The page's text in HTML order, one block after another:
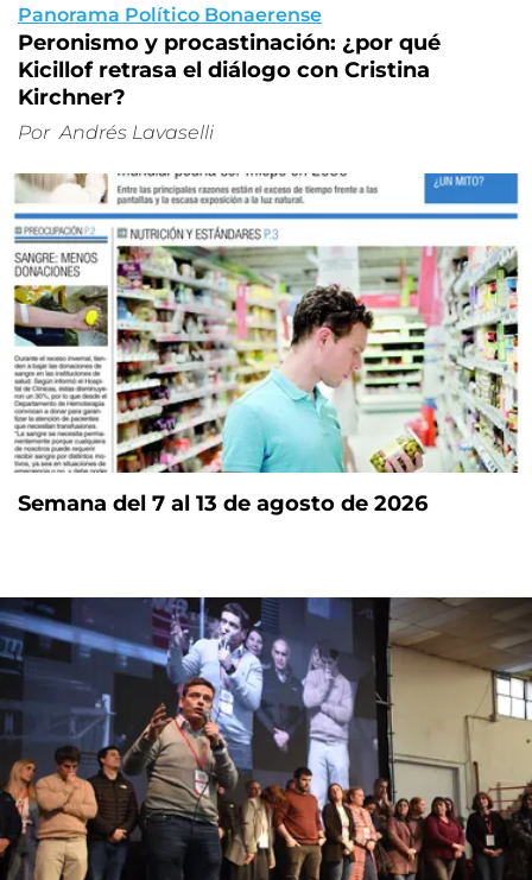
Panorama Político Bonaerense
Peronismo y procastinación: ¿por qué
Kicillof retrasa el diálogo con Cristina
Kirchner?
Por Andrés Lavaselli
Semana del 7 al 13 de agosto de 2026